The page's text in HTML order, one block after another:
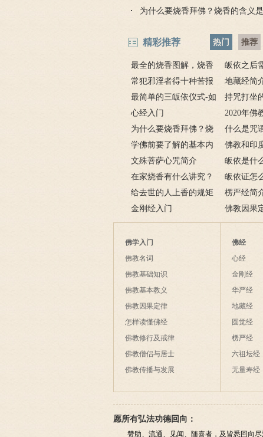
为什么要烧香拜佛？烧香的含义
精彩推荐 热门 推荐
最全的烧香图解，烧香
有何含义与讲究？
皈依之后
吗 皈依佛
项
常犯邪淫者得十种苦报
从婚后出轨事件看出的因
果报应
地藏经简
要讲什么？
最简单的三皈依仪式-如
何授三皈五戒居士仪轨
持咒打坐
坐的姿势图
心经入门 2020年佛
为什么要烧香拜佛？烧
香的含义是什么？
什么是咒
奇的九个
学佛前要了解的基本内
容
佛教和印
文殊菩萨心咒简介
皈依是什
三宝又是
在家烧香有什么讲究？
一些禁忌千万不要触
碰！
皈依证怎
依证后的
给去世的人上香的规矩
楞严经简
致在讲什
金刚经入门 佛教因果
佛学入门
佛教名词
佛教基础知识
佛教基本教义
佛教因果定律
怎样读懂佛经
佛教修行及戒律
佛教僧侣与居士
佛教传播与发展
佛经
心经
金刚经
华严经
地藏经
圆觉经
楞严经
六祖坛经
无量寿经
愿所有弘法功德回向：
赞助、流通、见闻、随喜者，及皆悉回向